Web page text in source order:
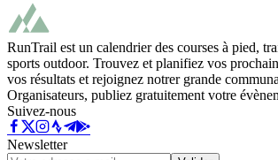
RunTrail est un calendrier des courses à pied,
sports outdoor. Trouvez et planifiez vos
vos résultats et rejoignez notrer grande
Organisateurs, publiez gratuitement votre
Suivez-nous
Newsletter